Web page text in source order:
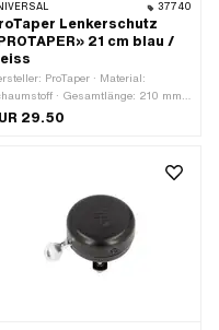
37740
Lenkerschutz
21 cm blau /
ProTaper · Material:
· Gesamtlänge: 210 mm ·
blau · Farbe: weiss · Ø innen:
29.50